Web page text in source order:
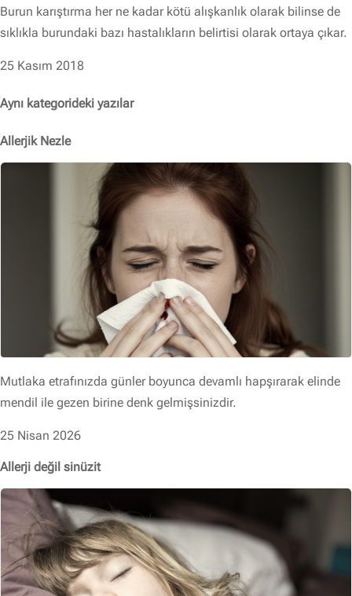
Burun karıştırma her ne kadar kötü alışkanlık olarak bilinse de
sıklıkla burundaki bazı hastalıkların belirtisi olarak ortaya çıkar.
25 Kasım 2018
Aynı kategorideki yazılar
Allerjik Nezle
Mutlaka etrafınızda günler boyunca devamlı hapşırarak elinde
mendil ile gezen birine denk gelmişsinizdir.
25 Nisan 2026
Allerji değil sinüzit